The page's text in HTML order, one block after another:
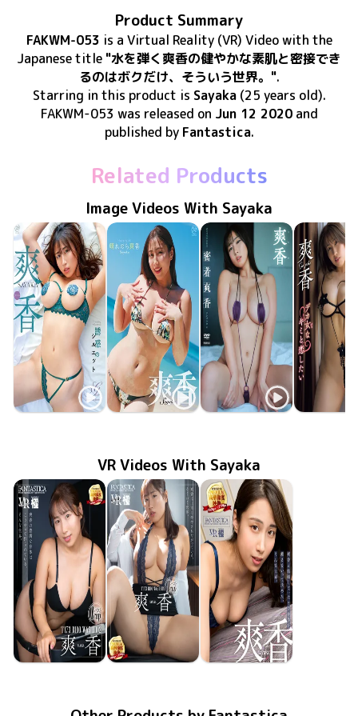
Product Summary
FAKWM-053 is a Virtual Reality (VR) Videowith the
Japanese title "水を弾く爽香の健やかな素肌と密接でき
るのはボクだけ、そういう世界。".
Starring in this product is Sayaka(25 years old).
FAKWM-053 was released on Jun 12 2020 and
published by Fantastica.
Related Products
Image Videos With Sayaka
Sayaka
Sayaka
Sayaka
Sayaka
VR Videos With Sayaka
Sayaka
Sayaka
Sayaka